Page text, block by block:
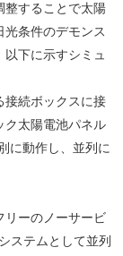
整することで太陽
条件のデモンス
下に示すシミュ
接続ボックスに接
ク太陽電池パネル
に動作し、並列に
リーのノーサービ
ステムとして並列